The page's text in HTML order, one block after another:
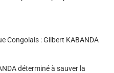
Congolais : Gilbert KABANDA
déterminé à sauver la